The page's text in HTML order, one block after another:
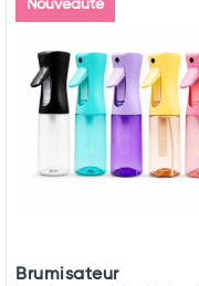
Nouveauté
Brumisateur